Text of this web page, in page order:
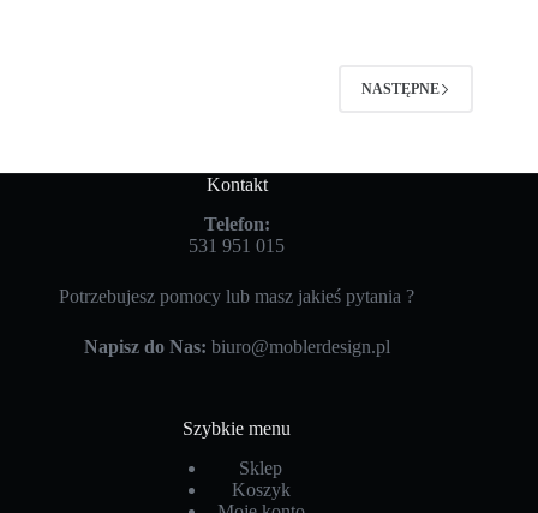
NASTĘPNE
Kontakt
Telefon:
531 951 015
Potrzebujesz pomocy lub masz jakieś pytania ?
Napisz do Nas: biuro@moblerdesign.pl
Szybkie menu
Sklep
Koszyk